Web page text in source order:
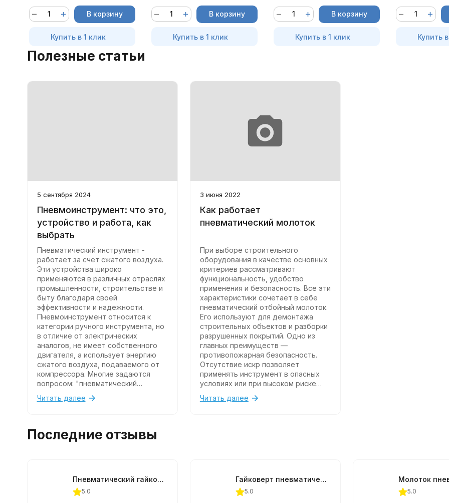
В корзину
Купить в 1 клик
В корзину
Купить в 1 клик
В корзину
Купить в 1 клик Купить
Полезные статьи
5 сентября 2024
Пневмоинструмент: что это,
устройство и работа, как
выбрать
Пневматический инструмент -
работает за счет сжатого воздуха.
Эти устройства широко
применяются в различных отраслях
промышленности, строительстве и
быту благодаря своей
эффективности и надежности.
Пневмоинструмент относится к
категории ручного инструмента, но
в отличие от электрических
аналогов, не имеет собственного
двигателя, а использует энергию
сжатого воздуха, подаваемого от
компрессора. Многие задаются
вопросом: "пневматический
сути, это инструмент, который
Читать далее
3 июня 2022
Как работает
пневматический молоток
При выборе строительного
оборудования в качестве основных
критериев рассматривают
функциональность, удобство
применения и безопасность. Все эти
характеристики сочетает в себе
пневматический отбойный молоток.
Его используют для демонтажа
строительных объектов и разборки
разрушенных покрытий. Одно из
главных преимуществ —
противопожарная безопасность.
Отсутствие искр позволяет
применять инструмент в опасных
условиях или при высоком риске
бензиновыми и электрическими
Читать далее
Последние отзывы
Пневматический гайковерт Thorvik AIWS124 1"
5.0
Гайковерт пневматический ударный Jonnesway JAI-1044 1/2"DR 8000 об/мин., 780 Нм
5.0 5.0